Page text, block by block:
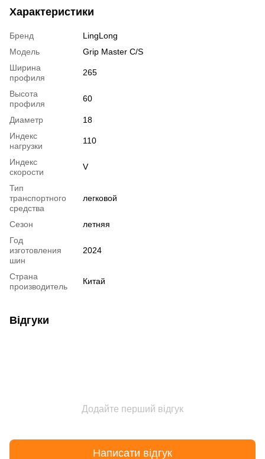
Характеристики
Бренд
LingLong
Модель
Grip Master C/S
Ширина
профиля
265
Высота
профиля
60
Диаметр
18
Индекс
нагрузки
110
Индекс
скорости
V
Тип
транспортного
средства
легковой
Сезон
летняя
Год
изготовления
шин
2024
Страна
производитель
Китай
Відгуки
Додайте перший відгук
Написати відгук